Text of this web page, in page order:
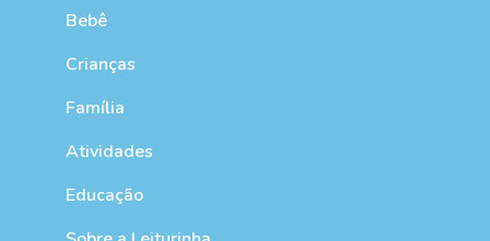
Bebê
Crianças
Família
Atividades
Educação